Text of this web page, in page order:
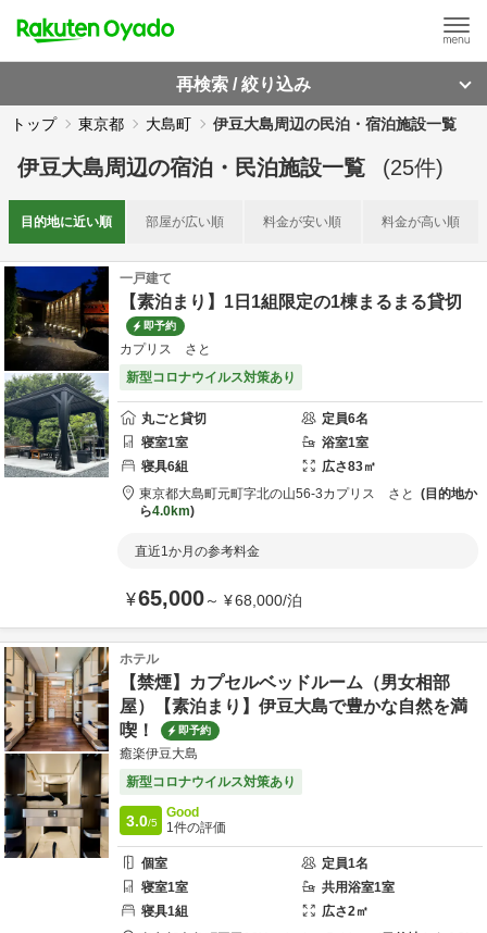
再検索 / 絞り込み
トップ 東京都 大島町 伊豆大島周辺の民泊・宿泊施設一覧
伊豆大島周辺の宿泊・民泊施設一覧 (25件)
目的地に近い順 部屋が広い順 料金が安い順 料金が高い順
一戸建て
【素泊まり】1日1組限定の1棟まるまる貸切
即予約
カプリス さと
新型コロナウイルス対策あり
丸ごと貸切 定員6名
寝室1室 浴室1室
寝具6組 広さ83㎡
東京都大島町元町字北の山56-3カプリス さと
目的地か
ら4.0km
直近1か月の参考料金
¥65,000～ ¥68,000/泊
ホテル
【禁煙】カプセルベッドルーム（男女相部
屋）【素泊まり】伊豆大島で豊かな自然を満
喫！
即予約
癒楽伊豆大島
新型コロナウイルス対策あり
3.0/5
Good
1件の評価
個室 定員1名
寝室1室 共用浴室1室
寝具1組 広さ2㎡